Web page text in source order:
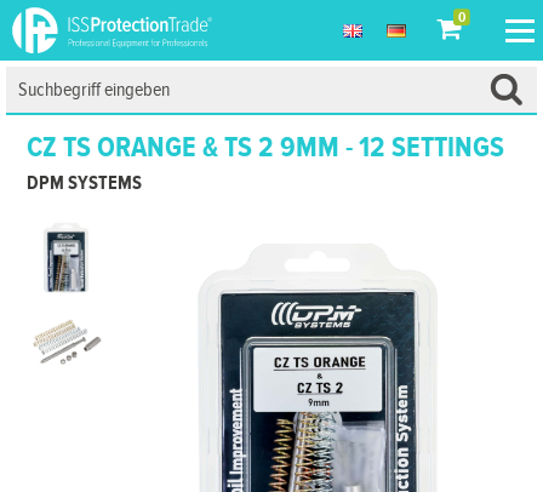
0
CZ TS ORANGE & TS 2 9MM - 12 SETTINGS
DPM SYSTEMS